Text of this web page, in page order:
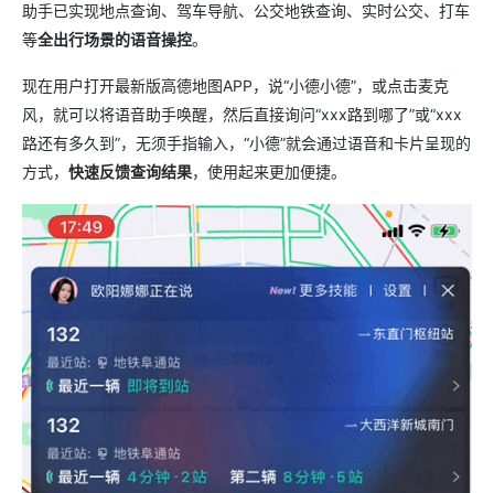
助手已实现地点查询、驾车导航、公交地铁查询、实时公交、打车
等全出行场景的语音操控。
现在用户打开最新版高德地图APP，说“小德小德”，或点击麦克
风，就可以将语音助手唤醒，然后直接询问“xxx路到哪了”或“xxx
路还有多久到”，无须手指输入，“小德”就会通过语音和卡片呈现的
方式， 快速反馈查询结果，使用起来更加便捷。